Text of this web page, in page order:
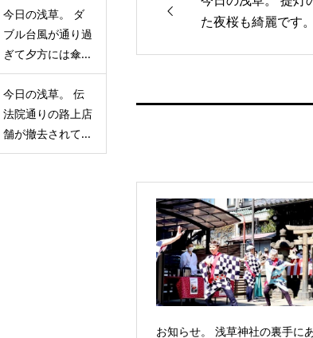
た夜桜も綺麗です
お知らせ。 浅草神社の裏手に
今日の浅草。 ダ
ブル台風が通り過
ぎて夕方には傘...
今日の浅草。 伝
法院通りの路上店
舗が撤去されて...